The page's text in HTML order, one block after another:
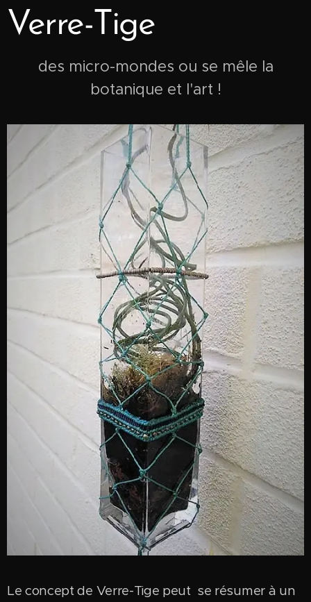
Verre-Tige
des micro-mondes ou se mêle la
botanique et l'art !
Le concept de Verre-Tige peut se résumer à un